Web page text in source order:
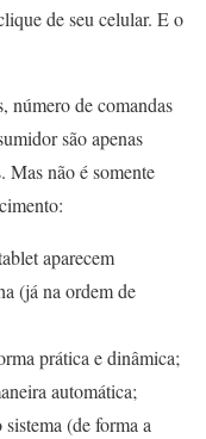
de seu celular. E o
número de comandas
são apenas
Mas não é somente
aparecem
(já na ordem de
prática e dinâmica;
automática;
sistema (de forma a